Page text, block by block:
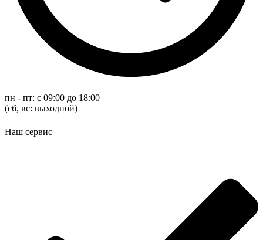
пн - пт: с 09:00 до 18:00
(cб, вс: выходной)
Наш сервис